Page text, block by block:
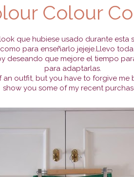
Colour
que hubiese usado durante esta
para enseñarlo jejeje.Llevo
deseando que mejore el tiempo
para adaptarlas.
outfit, but you have to forgive me
show you some of my recent